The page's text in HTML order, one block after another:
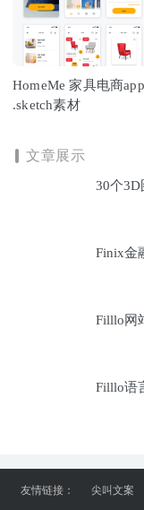
HomeMe 家具电商
.sketch素材
文章展示
30个
Finix金
Filllo网
Filllo语
友情链接： 尖叫文案